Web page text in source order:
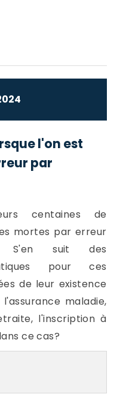
l'on est
par
centaines de
mortes par erreur
S'en suit des
pour ces
de leur existence
maladie,
l'inscription à
ce cas?